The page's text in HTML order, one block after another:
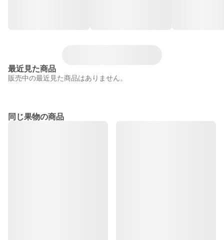
最近見た商品
販売中の最近見た商品はありません。
同じ果物の商品